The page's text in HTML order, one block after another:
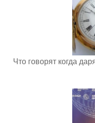
Что говорят когда